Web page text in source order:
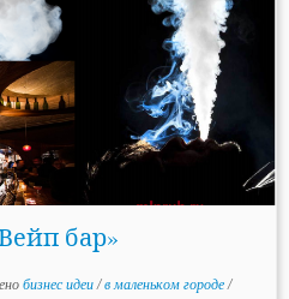
бар»
бизнес идеи/в маленьком городе/